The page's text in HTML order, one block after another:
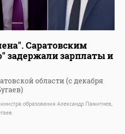
Саратовским
задержали зарплаты и
области (с декабря
образования Александр Пажитнев,